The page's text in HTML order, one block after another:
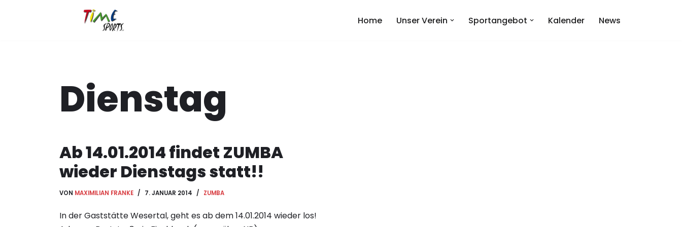
Home Unser Verein Sportangebot Kalender News
Dienstag
Ab 14.01.2014 findet ZUMBA
wieder Dienstags statt!!
VON MAXIMILIAN FRANKE 7. JANUAR 2014 ZUMBA
In der Gaststätte Wesertal, geht es ab dem 14.01.2014 wieder los!